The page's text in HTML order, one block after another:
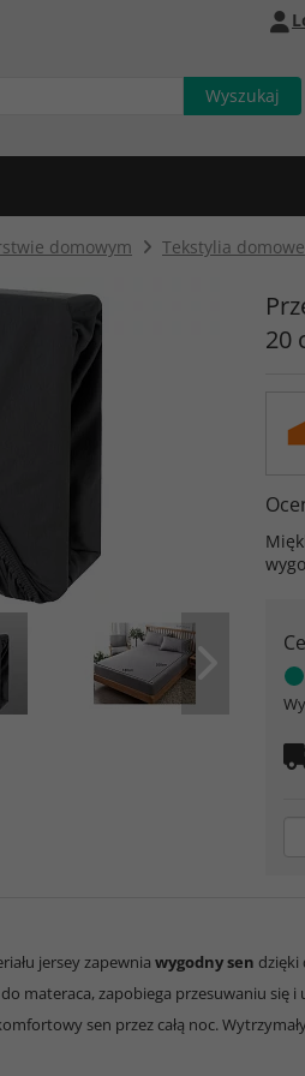
domowym Tekstylia domowe
20
jersey zapewnia wygodny sen dzięki
materaca, zapobiega przesuwaniu się
sen przez całą noc.